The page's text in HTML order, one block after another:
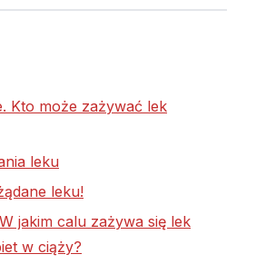
Kto może zażywać lek
leku
leku!
jakim calu zażywa się lek
w ciąży?